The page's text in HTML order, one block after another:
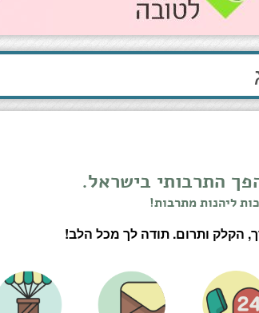
התרבותי בישראל.
ליהנות מתרבות!
הקלק ותרום. תודה לך מכל הלב!